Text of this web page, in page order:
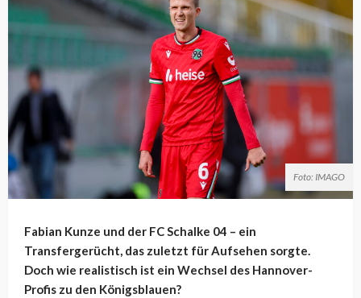
Foto: IMAGO
Fabian Kunze und der FC Schalke 04 – ein
Transfergerücht, das zuletzt für Aufsehen sorgte.
Doch wie realistisch ist ein Wechsel des Hannover-
Profis zu den Königsblauen?